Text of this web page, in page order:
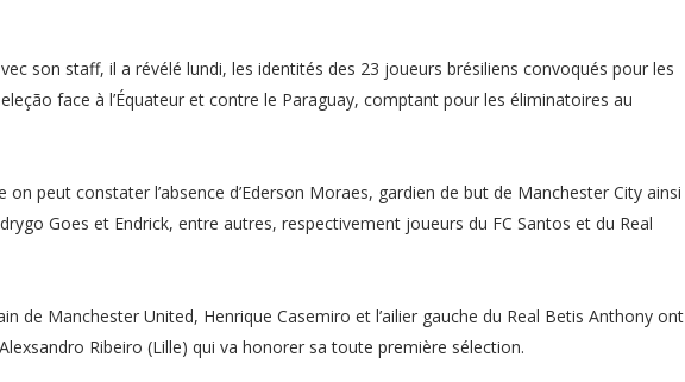
son staff, il a révélé lundi, les identités des 23 joueurs brésiliens convoqués pour les
face à l’Équateur et contre le Paraguay, comptant pour les éliminatoires au
on peut constater l’absence d’Ederson Moraes, gardien de but de Manchester City ainsi
Goes et Endrick, entre autres, respectivement joueurs du FC Santos et du Real
de Manchester United, Henrique Casemiro et l’ailier gauche du Real Betis Anthony ont
Ribeiro (Lille) qui va honorer sa toute première sélection.